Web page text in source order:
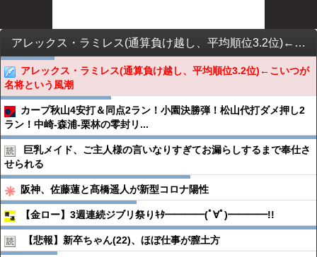
アレックス・ラミレス(通算負け越し、平均順位3.2位)←こいつが名将という風潮
アレックス・ラミレス(通算負け越し、平均順位3.2位)←こいつが
名将という風潮
カープ秋山4安打＆同点2ラン！小園決勝弾！松山代打ダメ押し2
ラン！中崎-森浦-栗林の零封リ...
巨乳メイド、ご主人様の言いなりすぎてお漏らしするまで奉仕さ
せられる
阪神、佐藤蓮と髙橋遥人が新型コロナ陽性
【金ロー】3週連続ジブリ祭りｷﾀ━━━━(ﾟ∀ﾟ)━━━━!!
【悲報】新卒ちゃん(22)、ほぼ仕事が膣土方